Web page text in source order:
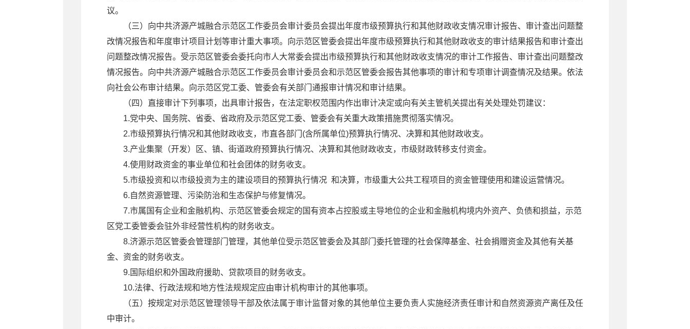
议。
（三）向中共济源产城融合示范区工作委员会审计委员会提出年度市级预算执行和其他财政收支情况审计报告、审计查出问题整
改情况报告和年度审计项目计划等审计重大事项。向示范区管委会提出年度市级预算执行和其他财政收支的审计结果报告和审计查出
问题整改情况报告。受示范区管委会委托向市人大常委会提出市级预算执行和其他财政收支情况的审计工作报告、审计查出问题整改
情况报告。向中共济源产城融合示范区工作委员会审计委员会和示范区管委会报告其他事项的审计和专项审计调查情况及结果。依法
向社会公布审计结果。向示范区党工委、管委会有关部门通报审计情况和审计结果。
（四）直接审计下列事项，出具审计报告，在法定职权范围内作出审计决定或向有关主管机关提出有关处理处罚建议：
1.党中央、国务院、省委、省政府及示范区党工委、管委会有关重大政策措施贯彻落实情况。
2.市级预算执行情况和其他财政收支，市直各部门(含所属单位)预算执行情况、决算和其他财政收支。
3.产业集聚（开发）区、镇、街道政府预算执行情况、决算和其他财政收支，市级财政转移支付资金。
4.使用财政资金的事业单位和社会团体的财务收支。
5.市级投资和以市级投资为主的建设项目的预算执行情况 和决算，市级重大公共工程项目的资金管理使用和建设运营情况。
6.自然资源管理、污染防治和生态保护与修复情况。
7.市属国有企业和金融机构、示范区管委会规定的国有资本占控股或主导地位的企业和金融机构境内外资产、负债和损益，示范
区党工委管委会驻外非经营性机构的财务收支。
8.济源示范区管委会管理部门管理，其他单位受示范区管委会及其部门委托管理的社会保障基金、社会捐赠资金及其他有关基
金、资金的财务收支。
9.国际组织和外国政府援助、贷款项目的财务收支。
10.法律、行政法规和地方性法规规定应由审计机构审计的其他事项。
（五）按规定对示范区管理领导干部及依法属于审计监督对象的其他单位主要负责人实施经济责任审计和自然资源资产离任及任
中审计。